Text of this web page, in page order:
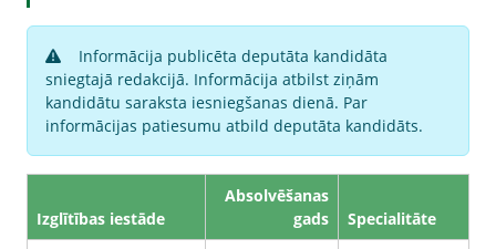
Informācija publicēta deputāta kandidāta
sniegtajā redakcijā. Informācija atbilst ziņām
kandidātu saraksta iesniegšanas dienā. Par
informācijas patiesumu atbild deputāta kandidāts.
Izglītības iestāde
Absolvēšanas
gads
Specialitāte